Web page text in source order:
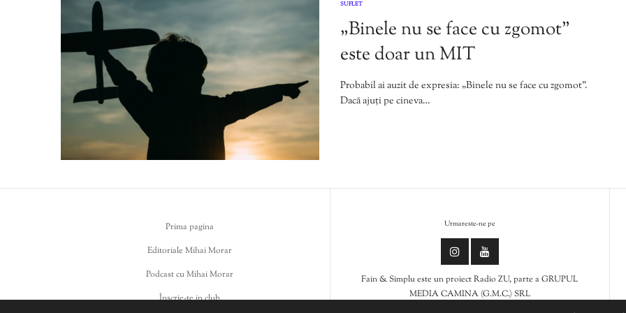
SUFLET
„Binele nu se face cu zgomot”
este doar un MIT
Probabil ai auzit de expresia: „Binele nu se face cu zgomot”.
Dacă ajuți pe cineva…
Prima pagina
Editoriale Mihai Morar
Podcast cu Mihai Morar
Înscrie-te in club
Urmareste-ne pe
Fain & Simplu este un proiect Radio ZU, parte a GRUPUL
MEDIA CAMINA (G.M.C.) SRL